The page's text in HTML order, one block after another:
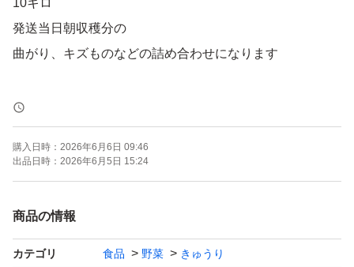
10キロ
発送当日朝収穫分の
曲がり、キズものなどの詰め合わせになります
発送する当日
朝収穫したきゅうりを発送いたします
新鮮なきゅうりをどうぞ
箱込の重さになりますのでご了承ください
購入日時： 2026年6月6日 09:46
出品日時： 2026年6月5日 15:24
商品の情報
カテゴリ 食品 野菜 きゅうり